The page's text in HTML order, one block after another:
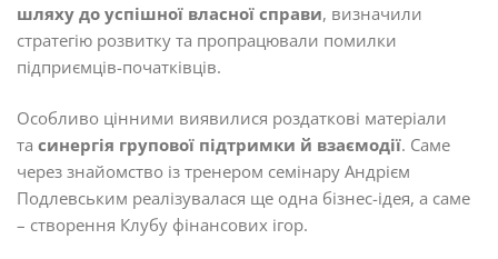
шляху до успішної власної справи, визначили
стратегію розвитку та пропрацювали помилки
підприємців-початківців.
Особливо цінними виявилися роздаткові матеріали
та синергія групової підтримки й взаємодії. Саме
через знайомство із тренером семінару Андрієм
Подлевським реалізувалася ще одна бізнес-ідея, а саме
– створення Клубу фінансових ігор.